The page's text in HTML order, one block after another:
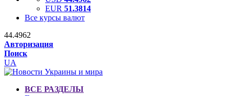
EUR 51.3814
Все курсы валют
44.4962
Авторизация
Поиск
UA
ВСЕ РАЗДЕЛЫ